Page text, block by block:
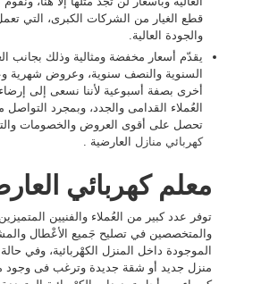
قطع الغيار من الشركات الكبرى، التي
والجودة العالية.
يقدّم أسعار مخفضة ومثالية وذلك بجانب
السنوية والنصف سنوية، وعروض شهرية
أخرى بصفة أسبوعية لأننا نسعى إلى
العُملاء القدامى والجدد، وبمجرد
تحصل على أقوى العروض والخصومات
كهربائي منازل العارضية .
معلم كهربائي
توفر عدد كبير من العُملاء والفنيين المتميزين
والمتخصصين في تصليح جَميع الأعْطال
الموجودة داخل المنزل الكهْربائية، وفي
منزل جديد أو شقة جديدة وترغب فى وجود